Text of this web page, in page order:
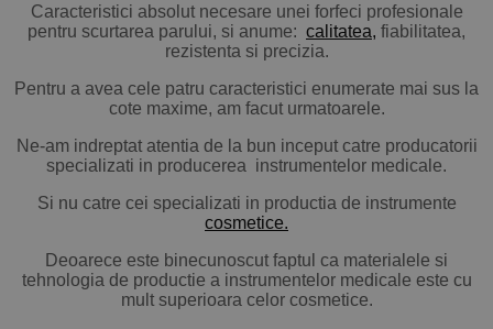
Caracteristici absolut necesare unei forfeci profesionale
pentru scurtarea parului, si anume: calitatea, fiabilitatea,
rezistenta si precizia.
Pentru a avea cele patru caracteristici enumerate mai sus la
cote maxime, am facut urmatoarele.
Ne-am indreptat atentia de la bun inceput catre producatorii
specializati in producerea instrumentelor medicale.
Si nu catre cei specializati in productia de instrumente
cosmetice.
Deoarece este binecunoscut faptul ca materialele si
tehnologia de productie a instrumentelor medicale este cu
mult superioara celor cosmetice.